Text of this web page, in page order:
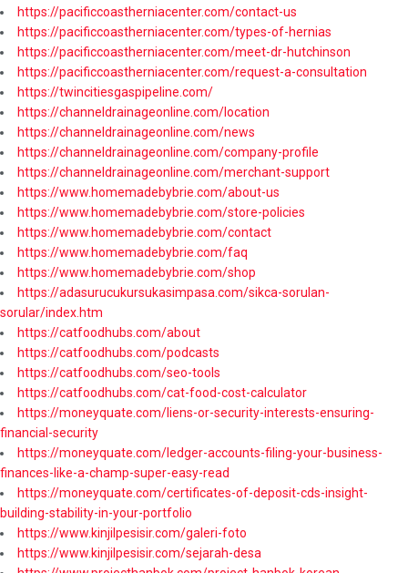
https://pacificcoastherniacenter.com/contact-us
https://pacificcoastherniacenter.com/types-of-hernias
https://pacificcoastherniacenter.com/meet-dr-hutchinson
https://pacificcoastherniacenter.com/request-a-consultation
https://twincitiesgaspipeline.com/
https://channeldrainageonline.com/location
https://channeldrainageonline.com/news
https://channeldrainageonline.com/company-profile
https://channeldrainageonline.com/merchant-support
https://www.homemadebybrie.com/about-us
https://www.homemadebybrie.com/store-policies
https://www.homemadebybrie.com/contact
https://www.homemadebybrie.com/faq
https://www.homemadebybrie.com/shop
https://adasurucukursukasimpasa.com/sikca-sorulan-
sorular/index.htm
https://catfoodhubs.com/about
https://catfoodhubs.com/podcasts
https://catfoodhubs.com/seo-tools
https://catfoodhubs.com/cat-food-cost-calculator
https://moneyquate.com/liens-or-security-interests-ensuring-
financial-security
https://moneyquate.com/ledger-accounts-filing-your-business-
finances-like-a-champ-super-easy-read
https://moneyquate.com/certificates-of-deposit-cds-insight-
building-stability-in-your-portfolio
https://www.kinjilpesisir.com/galeri-foto
https://www.kinjilpesisir.com/sejarah-desa